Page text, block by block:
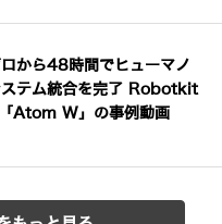
から48時間でヒューマノ
ステム統合を完了 Robotkit
Atom W」の事例動画